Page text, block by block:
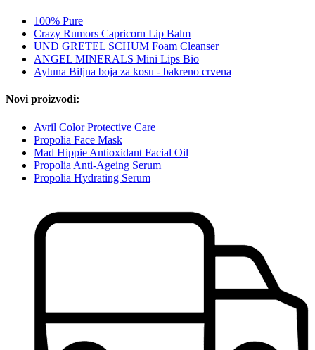
100% Pure
Crazy Rumors Capricorn Lip Balm
UND GRETEL SCHUM Foam Cleanser
ANGEL MINERALS Mini Lips Bio
Ayluna Biljna boja za kosu - bakreno crvena
Novi proizvodi:
Avril Color Protective Care
Propolia Face Mask
Mad Hippie Antioxidant Facial Oil
Propolia Anti-Ageing Serum
Propolia Hydrating Serum